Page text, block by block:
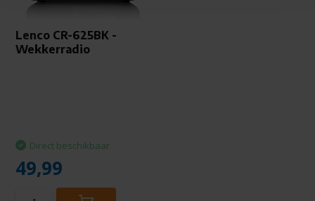
Lenco CR-625BK -
Wekkerradio
Direct beschikbaar
49,99